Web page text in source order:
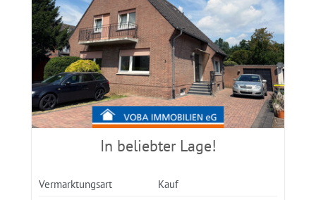
In beliebter Lage!
Vermarktungsart
Kauf